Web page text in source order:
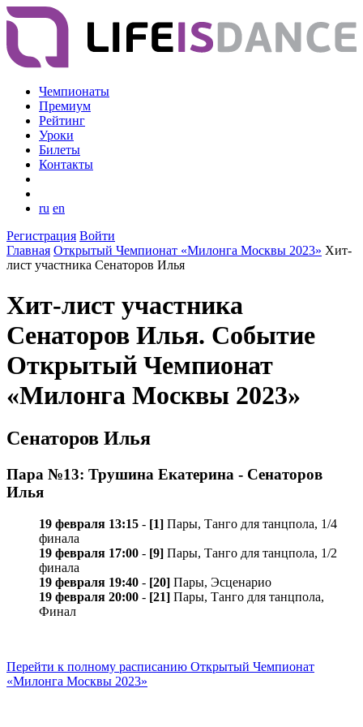
Чемпионаты
Премиум
Рейтинг
Уроки
Билеты
Контакты
ru en
Регистрация Войти
Главная Открытый Чемпионат «Милонга Москвы 2023» Хит-
лист участника Сенаторов Илья
Хит-лист участника
Сенаторов Илья. Событие
Открытый Чемпионат
«Милонга Москвы 2023»
Сенаторов Илья
Пара №13: Трушина Екатерина - Сенаторов
Илья
19 февраля 13:15 - [1] Пары, Танго для танцпола, 1/4
финала
19 февраля 17:00 - [9] Пары, Танго для танцпола, 1/2
финала
19 февраля 19:40 - [20] Пары, Эсценарио
19 февраля 20:00 - [21] Пары, Танго для танцпола,
Финал
Перейти к полному расписанию Открытый Чемпионат
«Милонга Москвы 2023»